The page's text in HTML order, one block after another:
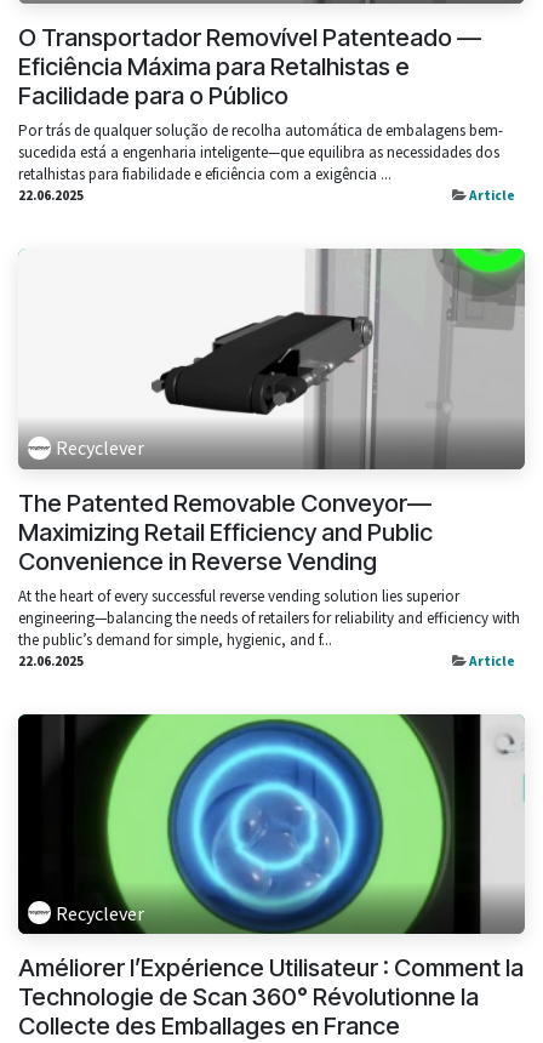
O Transportador Removível Patenteado —
Eficiência Máxima para Retalhistas e
Facilidade para o Público
Por trás de qualquer solução de recolha automática de embalagens bem-
sucedida está a engenharia inteligente—que equilibra as necessidades dos
retalhistas para fiabilidade e eficiência com a exigência ...
22.06.2025 Article
Recyclever
The Patented Removable Conveyor—
Maximizing Retail Efficiency and Public
Convenience in Reverse Vending
At the heart of every successful reverse vending solution lies superior
engineering—balancing the needs of retailers for reliability and efficiency with
the public’s demand for simple, hygienic, and f...
22.06.2025 Article
Recyclever
Améliorer l’Expérience Utilisateur : Comment la
Technologie de Scan 360° Révolutionne la
Collecte des Emballages en France